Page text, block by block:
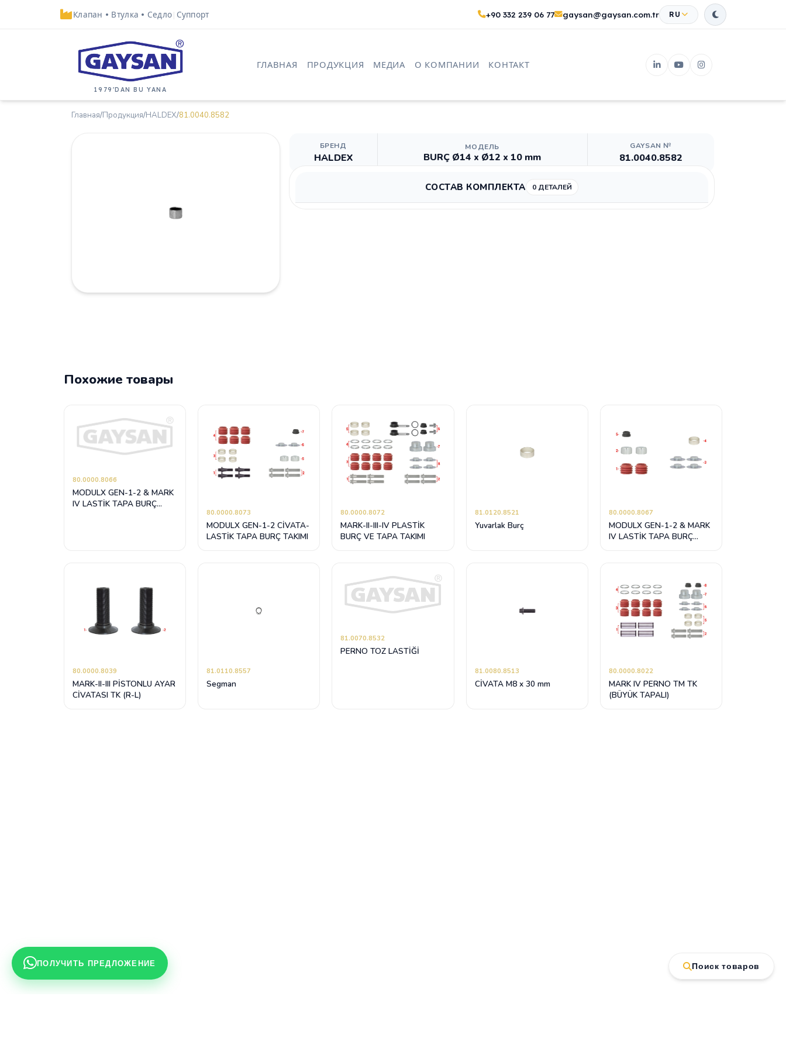
Клапан • Втулка • Седло Суппорт +90 332 239 06 77 gaysan@gaysan.com.tr RU
1979'DAN BU YANA
ГЛАВНАЯ ПРОДУКЦИЯ МЕДИА О КОМПАНИИ КОНТАКТ
Главная/Продукция/HALDEX/81.0040.8582
БРЕНД
HALDEX
МОДЕЛЬ
BURÇ Ø14 x Ø12 x 10 mm
GAYSAN №
81.0040.8582
СОСТАВ КОМПЛЕКТА 0 ДЕТАЛЕЙ
Похожие товары
80.0000.8066
MODULX GEN-1-2 & MARK
IV LASTİK TAPA BURÇ
80.0000.8073
MODULX GEN-1-2 CİVATA-
LASTİK TAPA BURÇ TAKIMI
80.0000.8072
MARK-II-III-IV PLASTİK
BURÇ VE TAPA TAKIMI
81.0120.8521
Yuvarlak Burç
80.0000.8067
MODULX GEN-1-2 & MARK
IV LASTİK TAPA BURÇ
80.0000.8039
MARK-II-III PİSTONLU AYAR
CİVATASI TK (R-L)
81.0110.8557
Segman
81.0070.8532
PERNO TOZ LASTİĞİ
81.0080.8513
CİVATA M8 x 30 mm
80.0000.8022
MARK IV PERNO TM TK
(BÜYÜK TAPALI)
ПОЛУЧИТЬ ПРЕДЛОЖЕНИЕ Поиск товаров